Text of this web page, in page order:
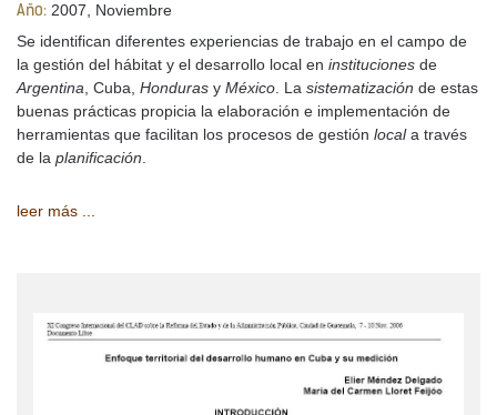
Año: 2007, Noviembre
Se identifican diferentes experiencias de trabajo en el campo de
la gestión del hábitat y el desarrollo local en instituciones de
Argentina , Cuba, Honduras y México . La sistematización de estas
buenas prácticas propicia la elaboración e implementación de
herramientas que facilitan los procesos de gestión locala través
de la planificación
leer más ...